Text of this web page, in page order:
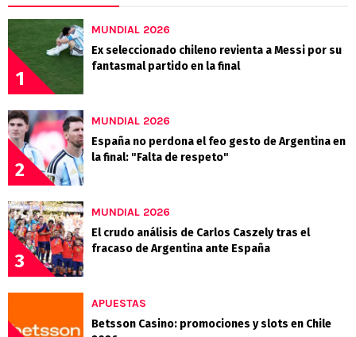
1
MUNDIAL 2026
Ex seleccionado chileno revienta a Messi por su
fantasmal partido en la final
2
MUNDIAL 2026
España no perdona el feo gesto de Argentina en
la final: "Falta de respeto"
3
MUNDIAL 2026
El crudo análisis de Carlos Caszely tras el
fracaso de Argentina ante España
APUESTAS
Betsson Casino: promociones y slots en Chile